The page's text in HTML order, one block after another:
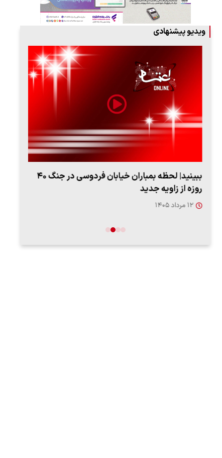
ویدیو پیشنهادی
ببینید| لحظه بمباران خیابان فردوسی در جنگ ۴۰
روزه از زاویه جدید
۱۲ مرداد ۱۴۰۵